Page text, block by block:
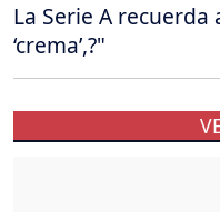
La Serie A recuerda
‘crema’,?"